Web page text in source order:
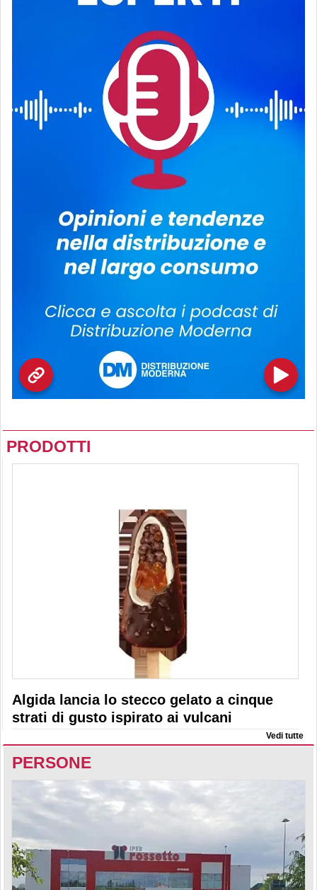
PRODOTTI
Algida lancia lo stecco gelato a cinque
strati di gusto ispirato ai vulcani
Vedi tutte
PERSONE